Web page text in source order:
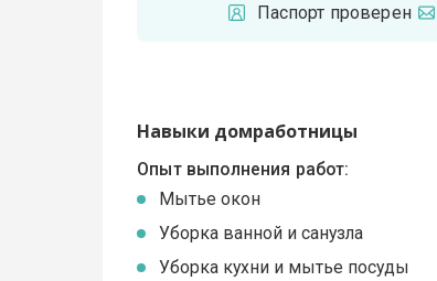
Паспорт проверен
Навыки домработницы
Опыт выполнения работ:
Мытье окон
Уборка ванной и санузла
Уборка кухни и мытье посуды